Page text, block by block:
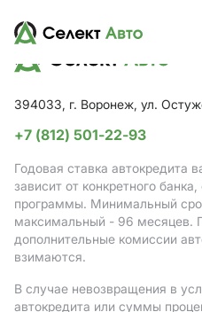
394033, г. Воронеж, ул.
+7 (812) 501-22-93
Годовая ставка автокредита
зависит от конкретного
программы. Минимальный
максимальный - 96 месяцев.
дополнительные комиссии
взимаются.
В случае невозвращения в
автокредита или суммы